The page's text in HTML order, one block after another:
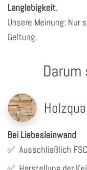
Langlebigkeit.
Unsere Meinung:
Geltung.
Bei Liebesleinwand
✅ Ausschließlich